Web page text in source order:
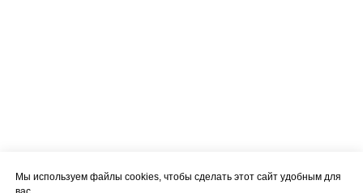
Мы используем файлы cookies, чтобы сделать этот сайт удобным для